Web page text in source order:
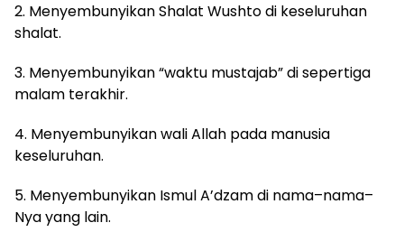
2. Menyembunyikan Shalat Wushto di keseluruhan
shalat.
3. Menyembunyikan “waktu mustajab” di sepertiga
malam terakhir.
4. Menyembunyikan wali Allah pada manusia
keseluruhan.
5. Menyembunyikan Ismul A’dzam di nama–nama–
Nya yang lain.